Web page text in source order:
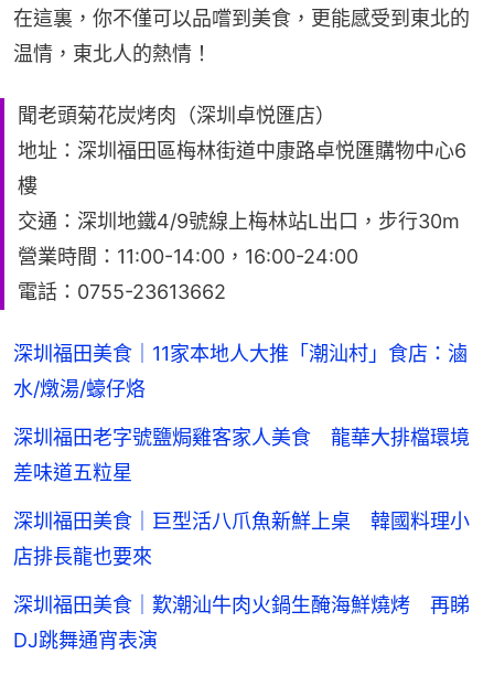
在這裏，你不僅可以品嚐到美食，更能感受到東北的
温情，東北人的熱情！
聞老頭菊花炭烤肉（深圳卓悦匯店）
地址：深圳福田區梅林街道中康路卓悦匯購物中心6
樓
交通：深圳地鐵4/9號線上梅林站L出口，步行30m
營業時間：11:00-14:00，16:00-24:00
電話：0755-23613662
深圳福田美食｜11家本地人大推「潮汕村」食店：滷
水/燉湯/蠔仔烙
深圳福田老字號鹽焗雞客家人美食 龍華大排檔環境
差味道五粒星
深圳福田美食｜巨型活八爪魚新鮮上桌 韓國料理小
店排長龍也要來
深圳福田美食｜歎潮汕牛肉火鍋生醃海鮮燒烤 再睇
DJ跳舞通宵表演